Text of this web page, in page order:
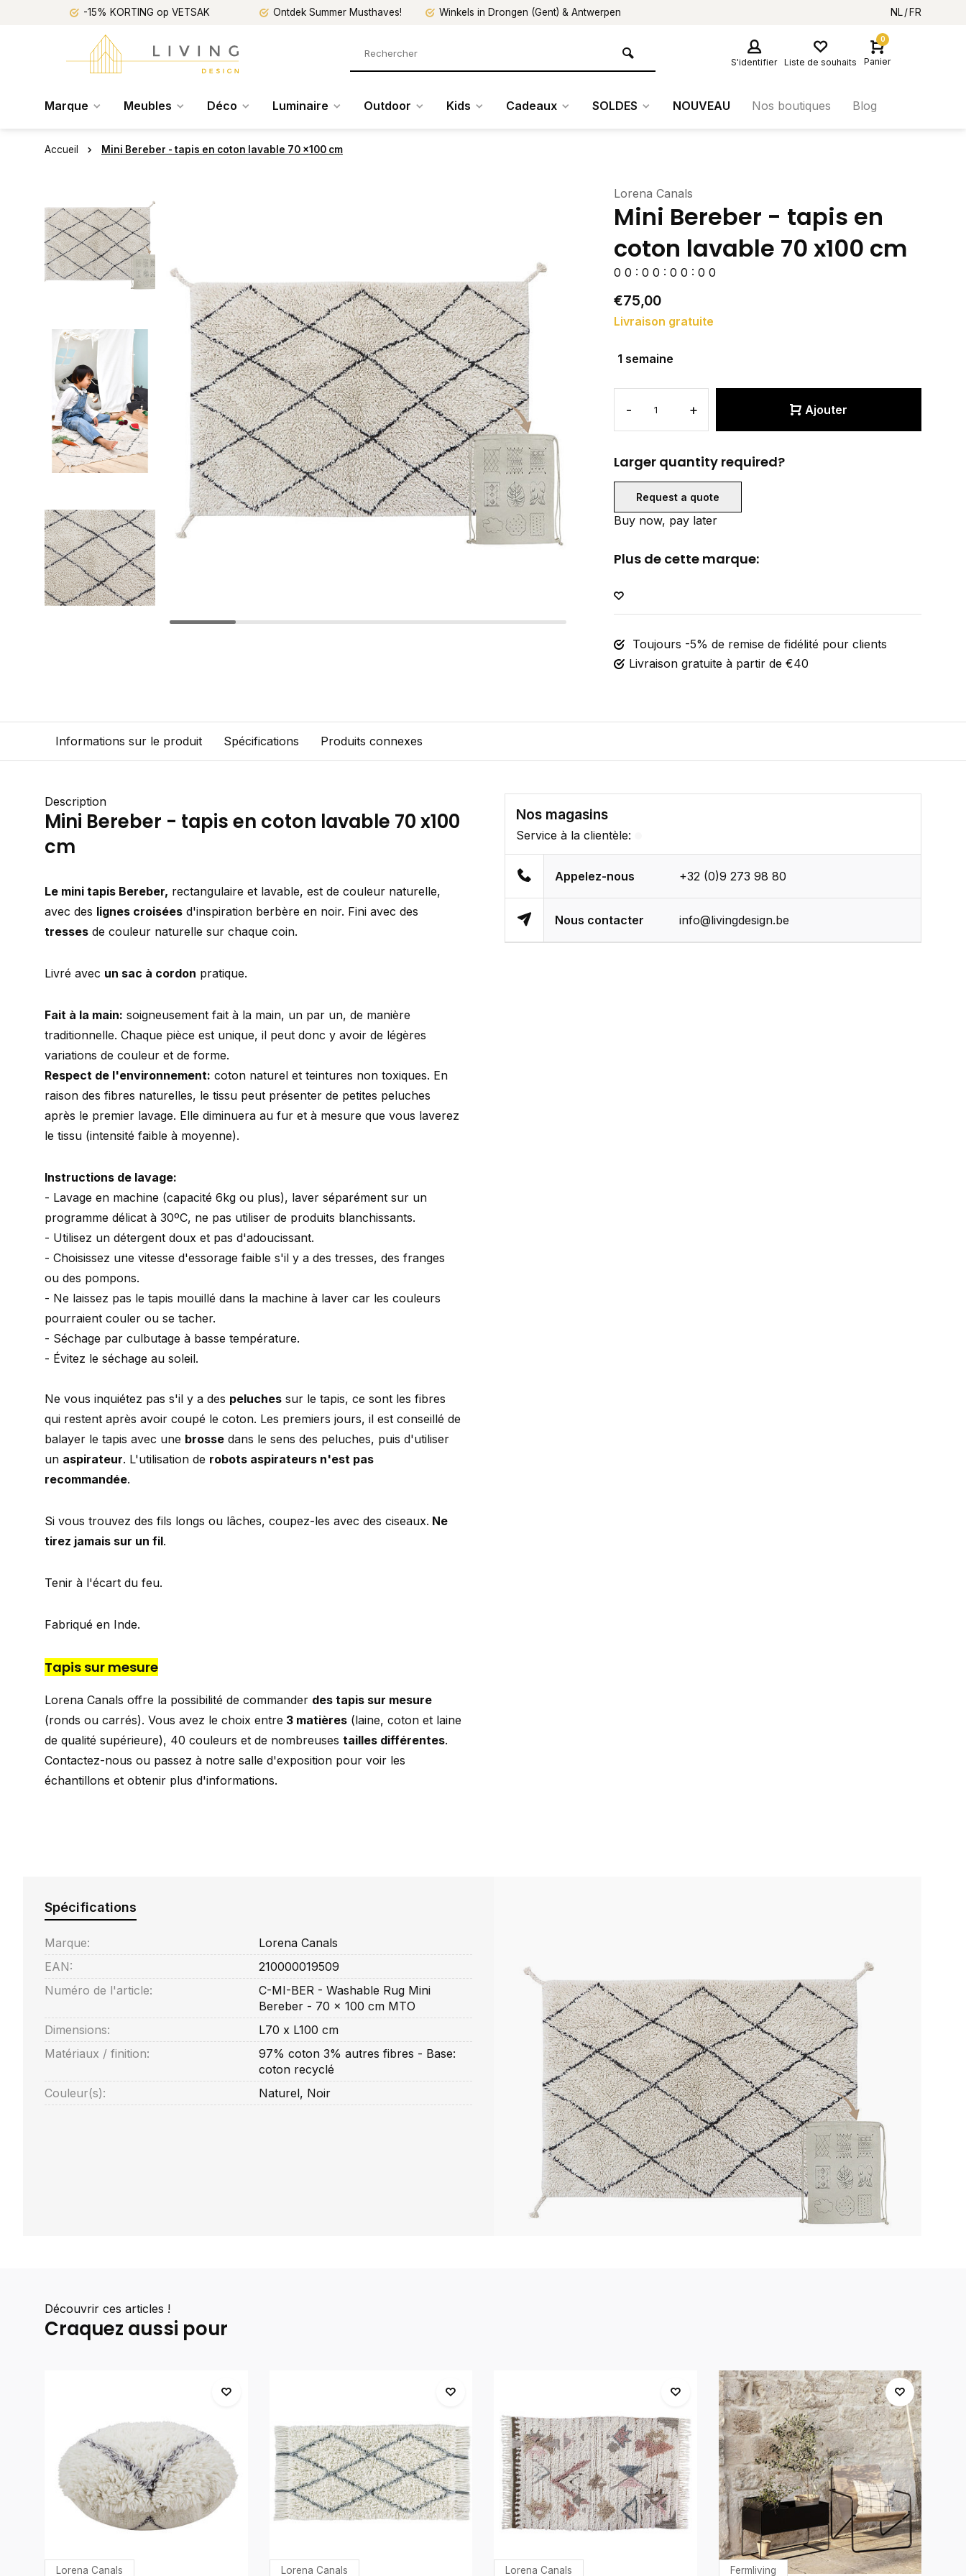
-15% KORTING op VETSAK Ontdek Summer Musthaves! Winkels in Drongen (Gent) & Antwerpen NL FR
S'identifier Liste de souhaits
0
Panier
Marque Meubles Déco Luminaire Outdoor Kids Cadeaux SOLDES NOUVEAU Nos boutiques Blog
Accueil Mini Bereber - tapis en coton lavable 70 x100 cm
Lorena Canals
Mini Bereber - tapis en
coton lavable 70 x100 cm
0 0 : 0 0 : 0 0 : 0 0
€75,00
Livraison gratuite
1 semaine
- + Ajouter
Larger quantity required?
Request a quote
Buy now, pay later
Plus de cette marque:
Toujours -5% de remise de fidélité pour clients
Livraison gratuite à partir de €40
Informations sur le produit Spécifications Produits connexes
Description
Mini Bereber - tapis en coton lavable 70 x100
cm
Le mini tapis Bereber, rectangulaire et lavable, est de couleur naturelle,
avec des lignes croisées d'inspiration berbère en noir. Fini avec des
tresses de couleur naturelle sur chaque coin.
Livré avec un sac à cordon pratique.
Fait à la main: soigneusement fait à la main, un par un, de manière
traditionnelle. Chaque pièce est unique, il peut donc y avoir de légères
variations de couleur et de forme.
Respect de l'environnement: coton naturel et teintures non toxiques. En
raison des fibres naturelles, le tissu peut présenter de petites peluches
après le premier lavage. Elle diminuera au fur et à mesure que vous laverez
le tissu (intensité faible à moyenne).
Instructions de lavage:
- Lavage en machine (capacité 6kg ou plus), laver séparément sur un
programme délicat à 30ºC, ne pas utiliser de produits blanchissants.
- Utilisez un détergent doux et pas d'adoucissant.
- Choisissez une vitesse d'essorage faible s'il y a des tresses, des franges
ou des pompons.
- Ne laissez pas le tapis mouillé dans la machine à laver car les couleurs
pourraient couler ou se tacher.
- Séchage par culbutage à basse température.
- Évitez le séchage au soleil.
Ne vous inquiétez pas s'il y a des peluches sur le tapis, ce sont les fibres
qui restent après avoir coupé le coton. Les premiers jours, il est conseillé de
balayer le tapis avec une brosse dans le sens des peluches, puis d'utiliser
un aspirateur. L'utilisation de robots aspirateurs n'est pas
recommandée.
Si vous trouvez des fils longs ou lâches, coupez-les avec des ciseaux. Ne
tirez jamais sur un fil.
Tenir à l'écart du feu.
Fabriqué en Inde.
Tapis sur mesure
Lorena Canals offre la possibilité de commander des tapis sur mesure
(ronds ou carrés). Vous avez le choix entre 3 matières (laine, coton et laine
de qualité supérieure), 40 couleurs et de nombreuses tailles différentes.
Contactez-nous ou passez à notre salle d'exposition pour voir les
échantillons et obtenir plus d'informations.
Nos magasins
Service à la clientèle:
Appelez-nous +32 (0)9 273 98 80
Nous contacter info@livingdesign.be
Spécifications
Marque:
Lorena Canals
EAN:
210000019509
Numéro de l'article:
C-MI-BER - Washable Rug Mini
Bereber - 70 x 100 cm MTO
Dimensions:
L70 x L100 cm
Matériaux / finition:
97% coton 3% autres fibres - Base:
coton recyclé
Couleur(s):
Naturel, Noir
Découvrir ces articles !
Craquez aussi pour
Lorena Canals Lorena Canals Lorena Canals Fermliving